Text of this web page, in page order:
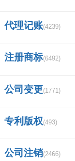
商标在
代理记账(4239)
注册商标(6492)
公司变更(1771)
专利版权(493)
公司注销(2466)